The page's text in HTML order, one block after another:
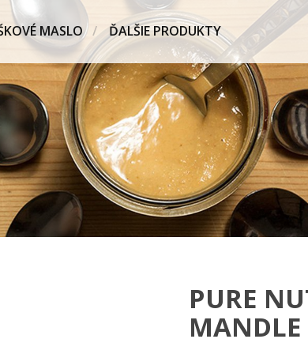
MASLO ĎALŠIE PRODUKTY
PURE
MANDLE